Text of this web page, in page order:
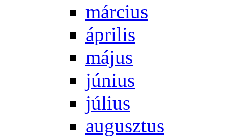
már­ci­us
áp­ri­lis
má­jus
jú­ni­us
jú­li­us
au­gusz­tus